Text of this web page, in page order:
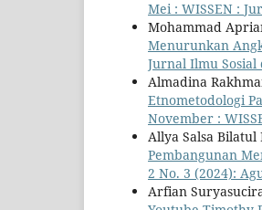
Mei : WISSEN :
Mohammad
Menurunkan
Jurnal Ilmu
Almadina
Etnometodologi
November :
Allya Salsa
Pembangunan
2 No. 3 (2024):
Arfian